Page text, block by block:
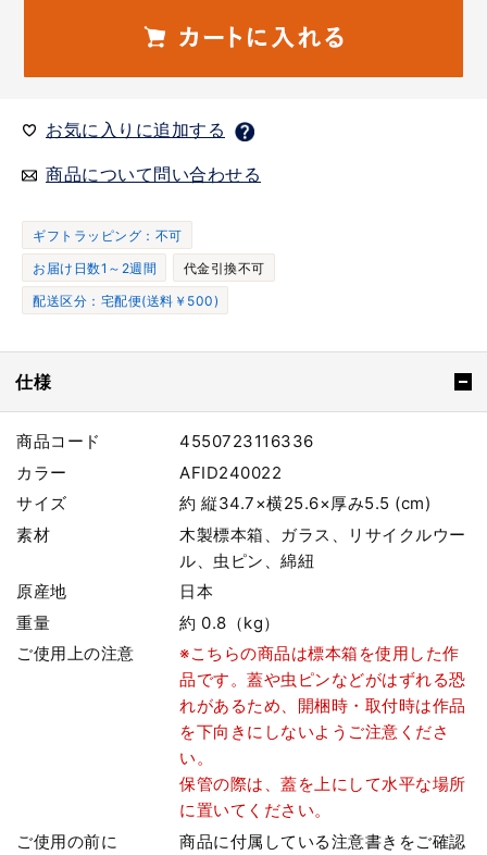
お気に入りに追加する
商品について問い合わせる
ギフトラッピング：不可
お届け日数1～2週間
代金引換不可
配送区分：宅配便(送料￥500)
仕様
商品コード
4550723116336
カラー
AFID240022
サイズ
約 縦34.7×横25.6×厚み5.5 (cm)
素材
木製標本箱、ガラス、リサイクルウー
ル、虫ピン、綿紐
原産地
日本
重量
約 0.8（kg）
ご使用上の注意
※こちらの商品は標本箱を使用した作
品です。蓋や虫ピンなどがはずれる恐
れがあるため、開梱時・取付時は作品
を下向きにしないようご注意くださ
い。
保管の際は、蓋を上にして水平な場所
に置いてください。
ご使用の前に
商品に付属している注意書きをご確認